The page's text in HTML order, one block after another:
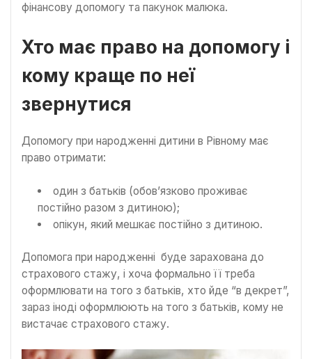
фінансову допомогу та пакунок малюка.
Хто має право на допомогу і
кому краще по неї
звернутися
Допомогу при народженні дитини в Рівному має
право отримати:
один з батьків (обов’язково проживає
постійно разом з дитиною);
опікун, який мешкає постійно з дитиною.
Допомога при народженні буде зарахована до
страхового стажу, і хоча формально її треба
оформлювати на того з батьків, хто йде “в декрет”,
зараз іноді оформлюють на того з батьків, кому не
вистачає страхового стажу.